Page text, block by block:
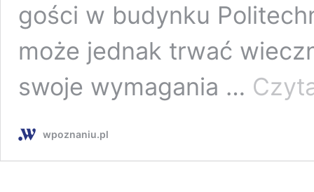
gości w budynku
może jednak trwać
swoje wymagania …
wpoznaniu.pl